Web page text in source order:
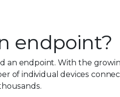
endpoint?
an endpoint. With the
of individual devices